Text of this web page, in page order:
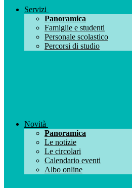
Servizi
Panoramica
Famiglie e studenti
Personale scolastico
Percorsi di studio
Novità
Panoramica
Le notizie
Le circolari
Calendario eventi
Albo online